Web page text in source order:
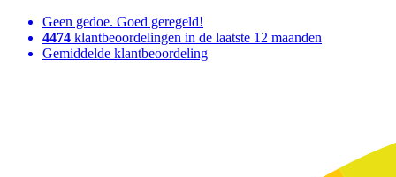
Geen gedoe. Goed geregeld!
4474 klantbeoordelingen in de laatste 12 maanden
Gemiddelde klantbeoordeling